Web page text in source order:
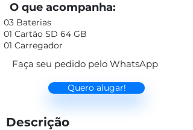
O que acompanha:
03 Baterias
01 Cartão SD 64 GB
01 Carregador
Faça seu pedido pelo WhatsApp
Quero alugar!
Descrição